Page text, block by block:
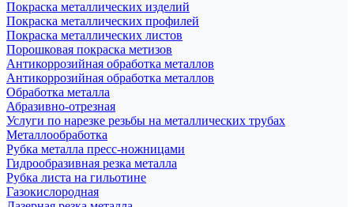
Покраска металлических изделий
Покраска металлических профилей
Покраска металлических листов
Порошковая покраска метизов
Антикоррозийная обработка металлов
Антикоррозийная обработка металлов
Обработка металла
Абразивно-отрезная
Услуги по нарезке резьбы на металлических трубах
Металлообработка
Рубка металла пресс-ножницами
Гидрообразивная резка металла
Рубка листа на гильотине
Газокислородная